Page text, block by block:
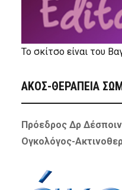
Το σκίτσο είναι του
ΑΚΟΣ-ΘΕΡΑΠΕΙΑ
Πρόεδρος Δρ
Ογκολόγος-